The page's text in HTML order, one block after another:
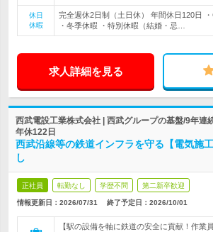
休日
休暇
完全週休2日制（土日休） 年間休日120日
・冬季休暇 ・特別休暇（結婚・忌…
求人詳細を見る
西武電設工業株式会社 | 西武グループの基盤/9年連
年休122日
西武沿線等の鉄道インフラを守る【電気施
し
正社員 転勤なし 学歴不問 第二新卒歓迎
情報更新日：2026/07/31 終了予定日： 2026/10/01
【駅の設備を軸に鉄道の安全に貢献！作業